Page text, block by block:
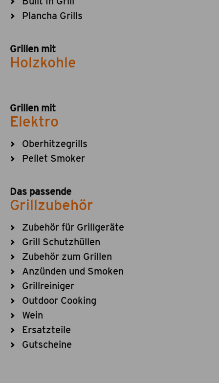
Plancha Grills
Grillen mit
Holzkohle
Grillen mit
Elektro
Oberhitzegrills
Pellet Smoker
Das passende
Grillzubehör
Zubehör für Grillgeräte
Grill Schutzhüllen
Zubehör zum Grillen
Anzünden und Smoken
Grillreiniger
Outdoor Cooking
Wein
Ersatzteile
Gutscheine